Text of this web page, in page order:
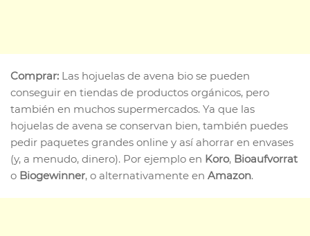
Comprar: Las hojuelas de avena bio se pueden
conseguir en tiendas de productos orgánicos, pero
también en muchos supermercados. Ya que las
hojuelas de avena se conservan bien, también puedes
pedir paquetes grandes online y así ahorrar en envases
(y, a menudo, dinero). Por ejemplo en Koro, Bioaufvorrat
o Biogewinner, o alternativamente en Amazon.